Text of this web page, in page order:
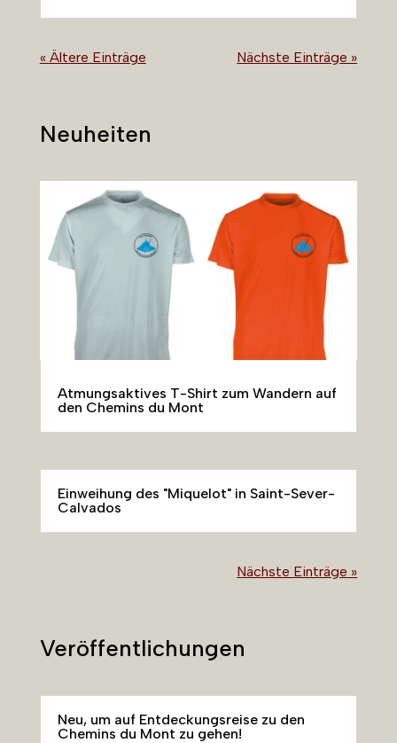
« Ältere Einträge Nächste Einträge »
Neuheiten
Atmungsaktives T-Shirt zum Wandern auf
den Chemins du Mont
Einweihung des "Miquelot" in Saint-Sever-
Calvados
Nächste Einträge »
Veröffentlichungen
Neu, um auf Entdeckungsreise zu den
Chemins du Mont zu gehen!